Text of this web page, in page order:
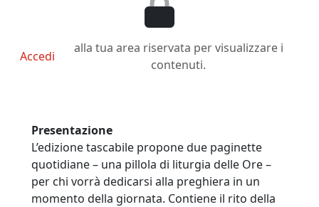
Accedi
alla tua area riservata per visualizzare i
contenuti.
Presentazione
L’edizione tascabile propone due paginette
quotidiane – una pillola di liturgia delle Ore –
per chi vorrà dedicarsi alla preghiera in un
momento della giornata. Contiene il rito della